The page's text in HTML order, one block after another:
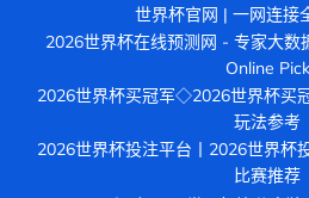
世界杯官网 | 一网连接
2026世界杯在线预测网 - 专家大
Online Pick
2026世界杯买冠军◇2026世界杯买
玩法参考
2026世界杯投注平台丨2026世界杯
比赛推荐